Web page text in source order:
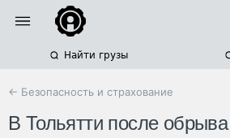
Найти грузы
← Безопасность и страхование
В Тольятти после обрыва